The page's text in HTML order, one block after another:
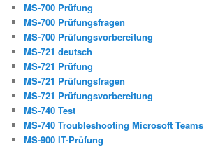
MS-700 Prüfung
MS-700 Prüfungsfragen
MS-700 Prüfungsvorbereitung
MS-721 deutsch
MS-721 Prüfung
MS-721 Prüfungsfragen
MS-721 Prüfungsvorbereitung
MS-740 Test
MS-740 Troubleshooting Microsoft Teams
MS-900 IT-Prüfung